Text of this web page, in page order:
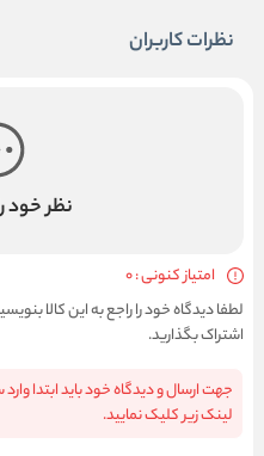
نظرات کاربران
نظر خود
امتیاز کنونی : 0
لطفا دیدگاه خود را راجع به این کالا
اشتراک بگذارید.
جهت ارسال و دیدگاه خود باید ابتدا
لینک زیر کلیک نمایید.